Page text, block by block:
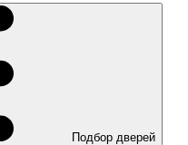
Подбор дверей